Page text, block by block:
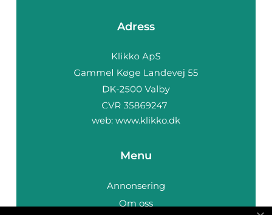
Adress
web: www.klikko.dk
Menu
Annonsering
Om oss